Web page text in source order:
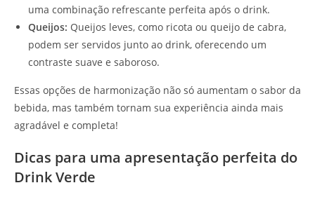
uma combinação refrescante perfeita após o drink.
Queijos: Queijos leves, como ricota ou queijo de cabra,
podem ser servidos junto ao drink, oferecendo um
contraste suave e saboroso.
Essas opções de harmonização não só aumentam o sabor da
bebida, mas também tornam sua experiência ainda mais
agradável e completa!
Dicas para uma apresentação perfeita do
Drink Verde